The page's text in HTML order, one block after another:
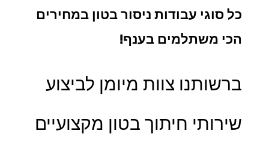
כל סוגי עבודות ניסור בטון במחירים
הכי משתלמים בענף!
ברשותנו צוות מיומן לביצוע
שירותי חיתוך בטון מקצועיים